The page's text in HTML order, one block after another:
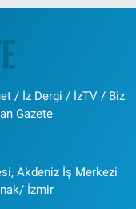
/ İz Dergi / İzTV / Biz
Gazete
Akdeniz İş Merkezi
İzmir